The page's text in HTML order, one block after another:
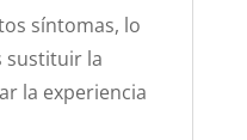
síntomas, lo
sustituir la
la experiencia